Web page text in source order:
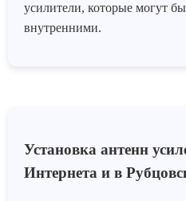
усилители, которые могут
внутренними.
Установка антенн
Интернета и в